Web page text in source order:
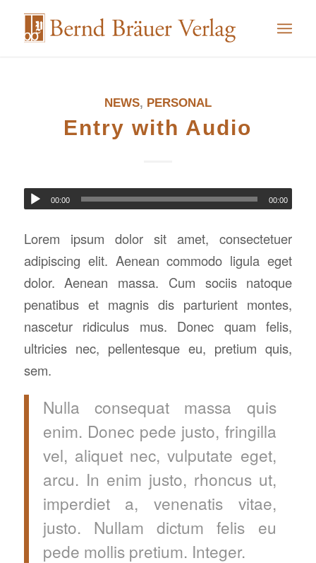
NEWS, PERSONAL
Entry with Audio
00:00 00:00
Lorem ipsum dolor sit amet, consectetuer
adipiscing elit. Aenean commodo ligula eget
dolor. Aenean massa. Cum sociis natoque
penatibus et magnis dis parturient montes,
nascetur ridiculus mus. Donec quam felis,
ultricies nec, pellentesque eu, pretium quis,
sem.
Nulla consequat massa quis
enim. Donec pede justo, fringilla
vel, aliquet nec, vulputate eget,
arcu. In enim justo, rhoncus ut,
imperdiet a, venenatis vitae,
justo. Nullam dictum felis eu
pede mollis pretium. Integer.